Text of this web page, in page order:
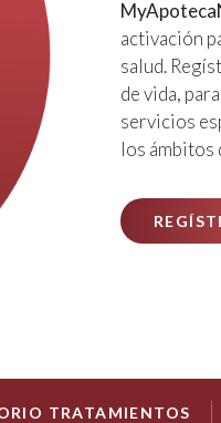
activación
salud.
de vida,
servicios
los ámbitos
TRATAMIENTOS